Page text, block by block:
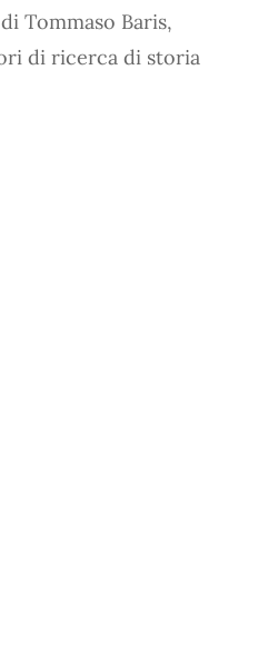
Tommaso Baris,
di ricerca di storia